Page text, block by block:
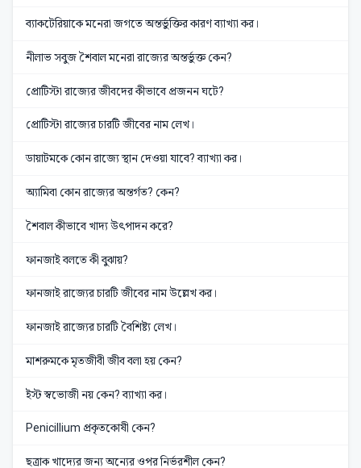
ব্যাকটেরিয়াকে মনেরা জগতে অন্তর্ভুক্তির কারণ ব্যাখ্যা কর।
নীলাভ সবুজ শৈবাল মনেরা রাজ্যের অন্তর্ভুক্ত কেন?
প্রোটিস্টা রাজ্যের জীবদের কীভাবে প্রজনন ঘটে?
প্রোটিস্টা রাজ্যের চারটি জীবের নাম লেখ।
ডায়াটমকে কোন রাজ্যে স্থান দেওয়া যাবে? ব্যাখ্যা কর।
অ্যামিবা কোন রাজ্যের অন্তর্গত? কেন?
শৈবাল কীভাবে খাদ্য উৎপাদন করে?
ফানজাই বলতে কী বুঝায়?
ফানজাই রাজ্যের চারটি জীবের নাম উল্লেখ কর।
ফানজাই রাজ্যের চারটি বৈশিষ্ট্য লেখ।
মাশরুমকে মৃতজীবী জীব বলা হয় কেন?
ইস্ট স্বভোজী নয় কেন? ব্যাখ্যা কর।
Penicillium প্রকৃতকোষী কেন?
ছত্রাক খাদ্যের জন্য অন্যের ওপর নির্ভরশীল কেন?